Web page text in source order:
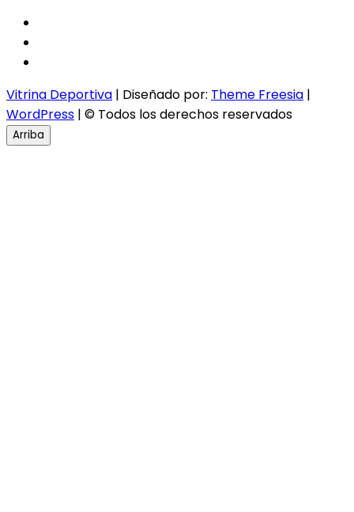
Vitrina Deportiva | Diseñado por: Theme Freesia |
WordPress | © Todos los derechos reservados
Arriba